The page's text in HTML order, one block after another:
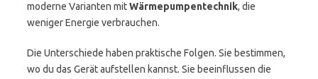
moderne Varianten mitWärmepumpentechnik, die
weniger Energie verbrauchen.
Die Unterschiede haben praktische Folgen. Sie bestimmen,
wo du das Gerät aufstellen kannst. Sie beeinflussen die